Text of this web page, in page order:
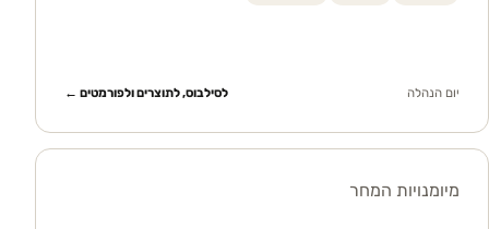
יום הנהלה לסילבוס, לתוצרים ולפורמטים ←
מיומנויות המחר